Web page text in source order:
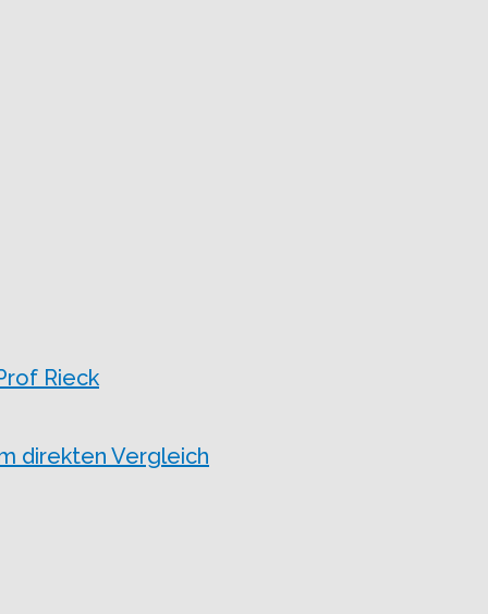
Rieck
direkten Vergleich